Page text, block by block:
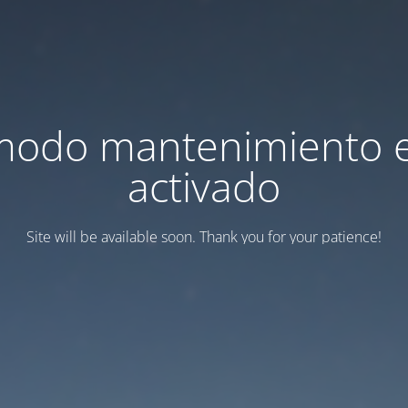
mantenimiento
activado
Site will be available soon. Thank you for your patience!